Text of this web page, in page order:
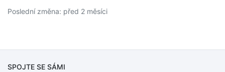
Poslední změna: před 2 měsíci
SPOJTE SE SÁMI